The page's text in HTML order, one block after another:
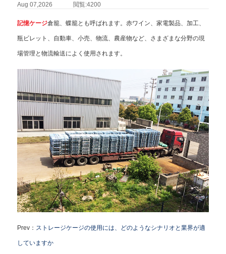
Aug 07,2026 閲覧:4200
記憶ケージ倉籠、蝶籠とも呼ばれます。赤ワイン、家電製品、加工、
瓶ビレット、自動車、小売、物流、農産物など、さまざまな分野の現
場管理と物流輸送によく使用されます。
Prev： ストレージケージの使用には、どのようなシナリオと業界が適
していますか